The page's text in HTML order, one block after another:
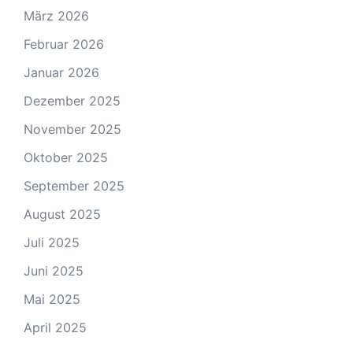
März 2026
Februar 2026
Januar 2026
Dezember 2025
November 2025
Oktober 2025
September 2025
August 2025
Juli 2025
Juni 2025
Mai 2025
April 2025